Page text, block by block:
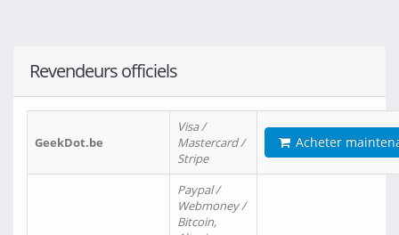
Revendeurs officiels
GeekDot.be
Visa /
Mastercard /
Stripe
Acheter
Paypal /
Webmoney /
Bitcoin,